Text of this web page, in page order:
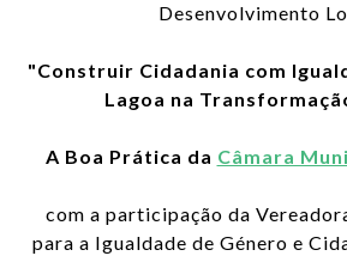
Desenvolvimento
"Construir Cidadania com
Lagoa na
A Boa Prática da Câmara
com a participação da
para a Igualdade de Género e